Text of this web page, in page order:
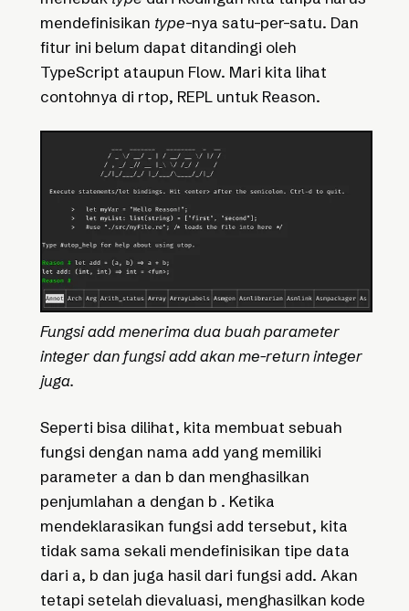
mendefinisikan type-nya satu-per-satu. Dan
fitur ini belum dapat ditandingi oleh
TypeScript ataupun Flow. Mari kita lihat
contohnya di rtop, REPL untuk Reason.
Fungsi add menerima dua buah parameter
integer dan fungsi add akan me-return integer
juga.
Seperti bisa dilihat, kita membuat sebuah
fungsi dengan nama add yang memiliki
parameter a dan b dan menghasilkan
penjumlahan a dengan b . Ketika
mendeklarasikan fungsi add tersebut, kita
tidak sama sekali mendefinisikan tipe data
dari a, b dan juga hasil dari fungsi add. Akan
tetapi setelah dievaluasi, menghasilkan kode